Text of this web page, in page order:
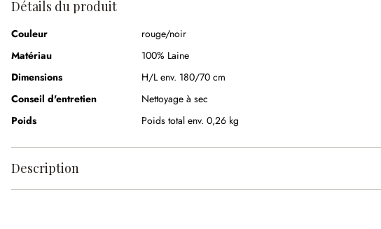
Détails du produit
Couleur
rouge/noir
Matériau
100% Laine
Dimensions
H/L env. 180/70 cm
Conseil d'entretien
Nettoyage à sec
Poids
Poids total env. 0,26 kg
Description